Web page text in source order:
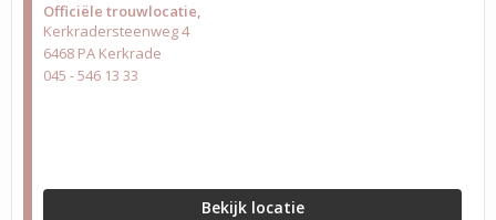
Officiële trouwlocatie
Kerkradersteenweg 4
6468 PA Kerkrade
045 - 546 13 33
Bekijk locatie